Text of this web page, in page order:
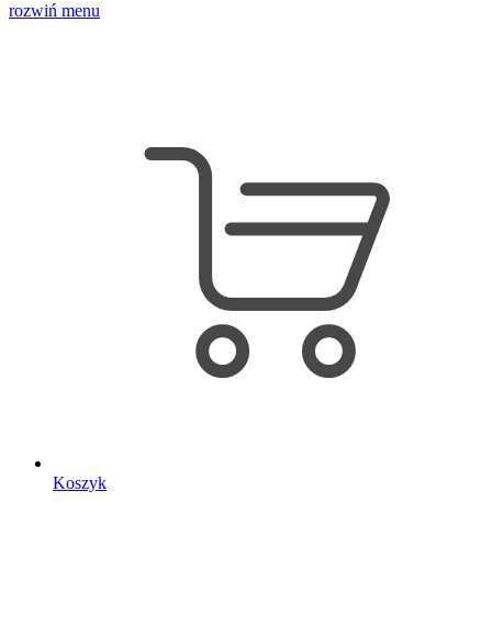
rozwiń menu
Koszyk